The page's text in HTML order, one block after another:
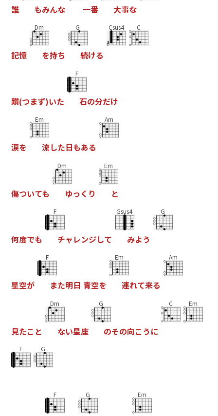
誰 もみんな 一番 大事な
記憶
Dm
を持ち
G
続ける
Csus4 C
躓(つまず)いた
F
石の分だけ
涙を
Em
流した日もある
Am
傷ついても
Dm
ゆっ く り
Em
と
何度でも
F
チャ レンジして
Gsus4
みよう
G
星空が
F
また明日 青空を
Em
連れて来る
Am
見たこ と
Dm
ない星座
G
のその向こ う に
C Em
F G
F G Em